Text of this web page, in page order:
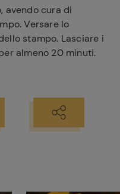
avendo cura di
Versare lo
stampo. Lasciare i
almeno 20 minuti.